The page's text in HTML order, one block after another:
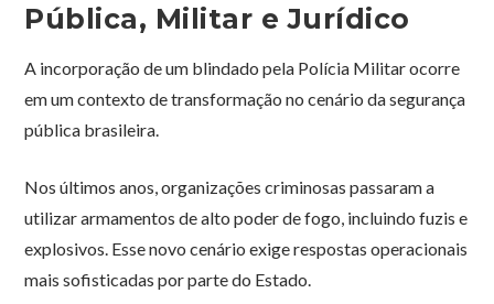
Pública, Militar e Jurídico
A incorporação de um blindado pela Polícia Militar ocorre
em um contexto de transformação no cenário da segurança
pública brasileira.
Nos últimos anos, organizações criminosas passaram a
utilizar armamentos de alto poder de fogo, incluindo fuzis e
explosivos. Esse novo cenário exige respostas operacionais
mais sofisticadas por parte do Estado.